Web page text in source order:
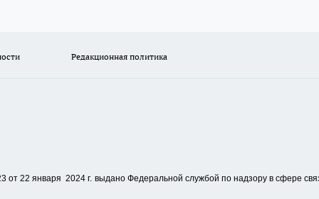
Редакционная политика
от 22 января 2024 г. выдано Федеральной службой по надзору в сфере